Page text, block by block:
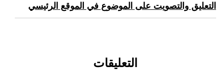
التعليق والتصويت على الموضوع في الموقع الرئيسي
التعليقات